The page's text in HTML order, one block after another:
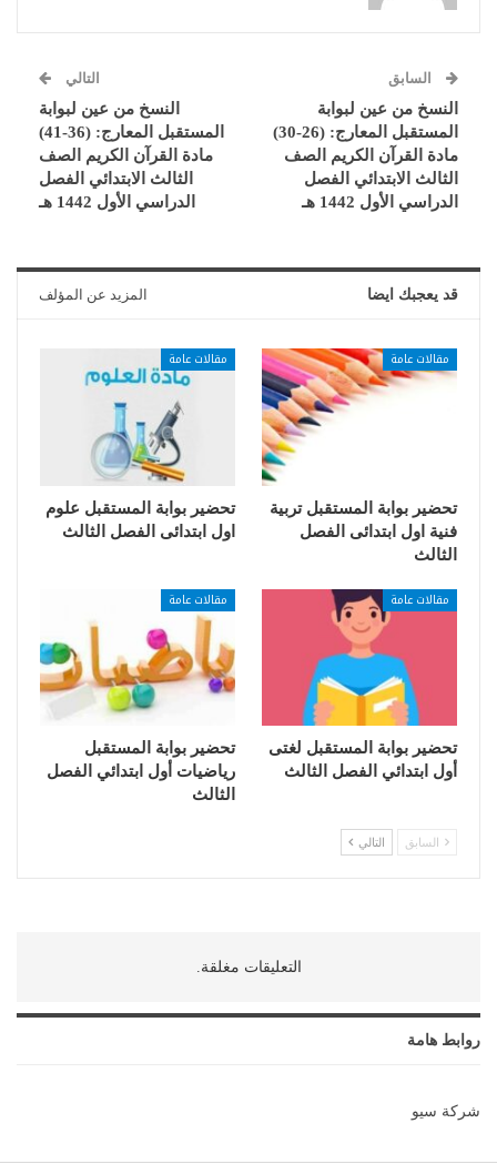
السابق
النسخ من عين لبوابة
المستقبل المعارج: (26-30)
مادة القرآن الكريم الصف
الثالث الابتدائي الفصل
الدراسي الأول 1442 هـ
التالي
النسخ من عين لبوابة
المستقبل المعارج: (36-41)
مادة القرآن الكريم الصف
الثالث الابتدائي الفصل
الدراسي الأول 1442 هـ
قد يعجبك ايضا المزيد عن المؤلف
مقالات عامة
تحضير بوابة المستقبل تربية
فنية اول ابتدائى الفصل
الثالث
مقالات عامة
تحضير بوابة المستقبل علوم
اول ابتدائى الفصل الثالث
مقالات عامة
تحضير بوابة المستقبل لغتى
أول ابتدائي الفصل الثالث
مقالات عامة
تحضير بوابة المستقبل
رياضيات أول ابتدائي الفصل
الثالث
السابق التالي
التعليقات مغلقة.
روابط هامة
شركة سيو